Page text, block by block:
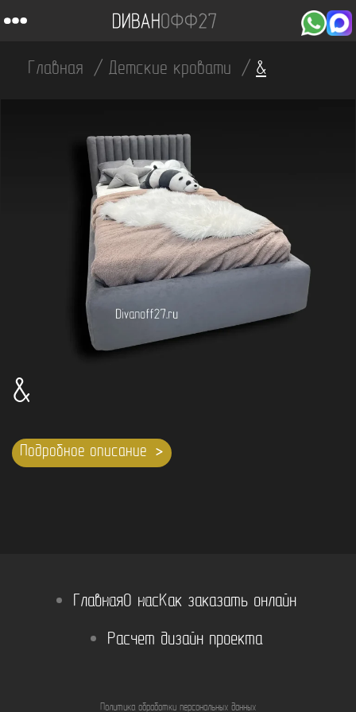
Главная Детские кровати &
&
Подробное описание
ГлавнаяО насКак заказать онлайн
Расчет дизайн проекта
Политика обработки персональных данных